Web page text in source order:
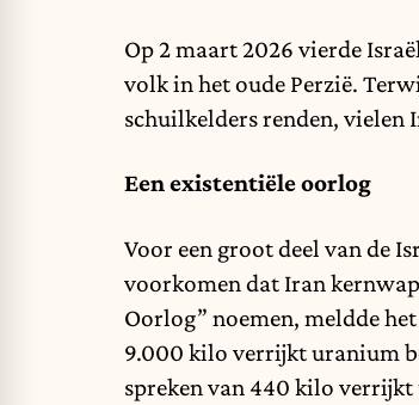
Op 2 maart 2026 vierde
volk in het oude Perzië.
schuilkelders renden, vielen
Een existentiële oorlog
Voor een groot deel van de
voorkomen dat Iran
Oorlog” noemen, meldde
9.000 kilo verrijkt uranium
spreken van 440 kilo